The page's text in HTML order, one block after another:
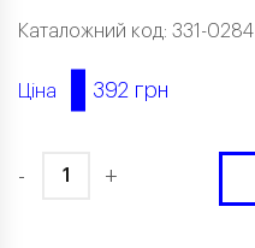
Каталожний код: 331-0284
Ціна 392 грн
- +